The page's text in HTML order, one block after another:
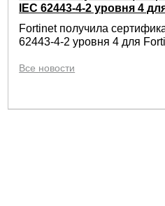
IEC 62443-4-2 уровня 4
Fortinet получила
62443-4-2 уровня 4 для
Все новости